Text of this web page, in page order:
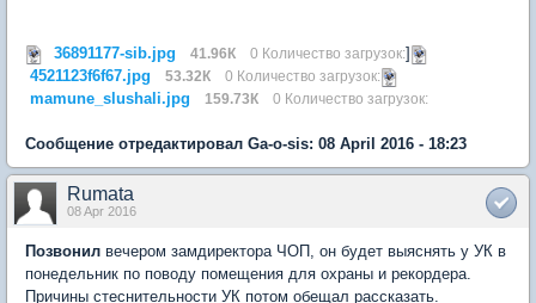
36891177-sib.jpg 41.96К 0 Количество загрузок:]
4521123f6f67.jpg
53.32К 0 Количество загрузок:
mamune_slushali.jpg 159.73К 0 Количество загрузок:
Сообщение отредактировал Ga-o-sis: 08 April 2016 - 18:23
Rumata
08 Apr 2016
Позвонил вечером замдиректора ЧОП, он будет выяснять у УК в
понедельник по поводу помещения для охраны и рекордера.
Причины стеснительности УК потом обещал рассказать.